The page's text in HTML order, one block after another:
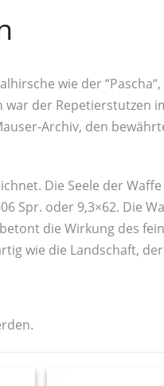
wie der
der Repetierstutzen
Archiv, den
Die Seele der
Spr. oder 9,3×62. Die
die Wirkung des
wie die Landschaft,